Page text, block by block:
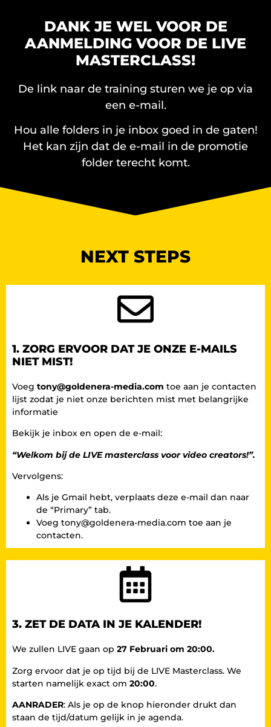
DANK JE WEL VOOR DE
AANMELDING VOOR DE LIVE
MASTERCLASS!
De link naar de training sturen we je op via
een e-mail.
Hou alle folders in je inbox goed in de gaten!
Het kan zijn dat de e-mail in de promotie
folder terecht komt.
NEXT STEPS
1. ZORG ERVOOR DAT JE ONZE E-MAILS
NIET MIST!​
Voeg tony@goldenera-media.com toe aan je contacten
lijst zodat je niet onze berichten mist met belangrijke
informatie
Bekijk je inbox en open de e-mail:
“Welkom bij de LIVE masterclass voor video creators!”.
Vervolgens:
Als je Gmail hebt, verplaats deze e-mail dan naar
de “Primary” tab.
Voeg tony@goldenera-media.com toe aan je
contacten.
3. ZET DE DATA IN JE KALENDER!
We zullen LIVE gaan op 27 Februari om 20:00.
Zorg ervoor dat je op tijd bij de LIVE Masterclass. We
starten namelijk exact om 20:00.
AANRADER: Als je op de knop hieronder drukt dan
staan de tijd/datum gelijk in je agenda.